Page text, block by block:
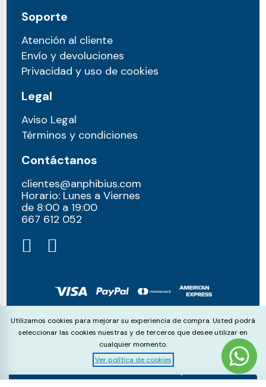
Soporte
Atención al cliente
Envío y devoluciones
Privacidad y uso de cookies
Legal
Aviso Legal
Términos y condiciones
Contáctanos
clientes@anphibius.com
Horario: Lunes a Viernes
de 8:00 a 19:00
667 612 052​
© anphibius, 2026
Pago 100% seguros con:
Cookie Consent
Utilizamos cookies para mejorar su experiencia de compra. Usted podrá
seleccionar las cookies nuestras y de terceros que desee utilizar en
cualquier momento.
Ver política de cookies